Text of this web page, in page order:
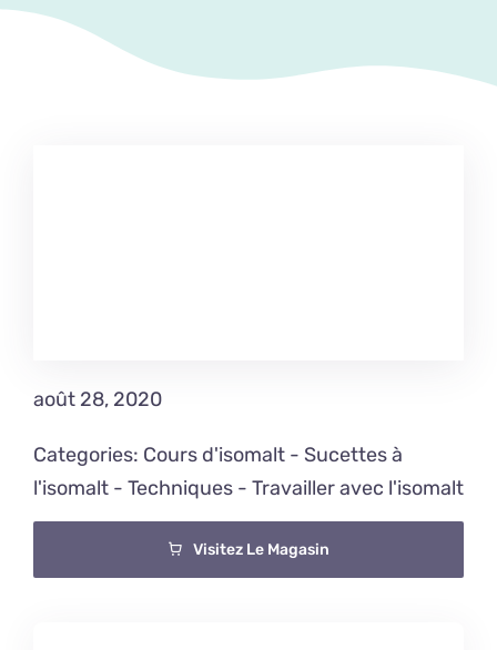
août 28, 2020
Categories: Cours d'isomalt - Sucettes à
l'isomalt - Techniques - Travailler avec l'isomalt
Visitez Le Magasin